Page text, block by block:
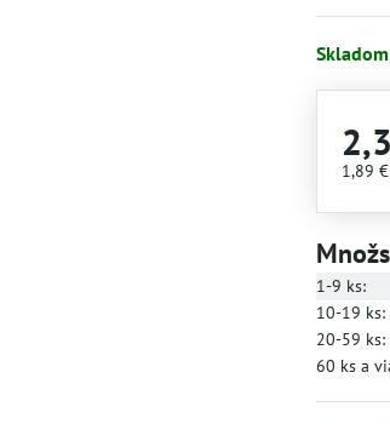
Skladom
1,89 €
1-9 ks:
10-19 ks:
20-59 ks:
60 ksa